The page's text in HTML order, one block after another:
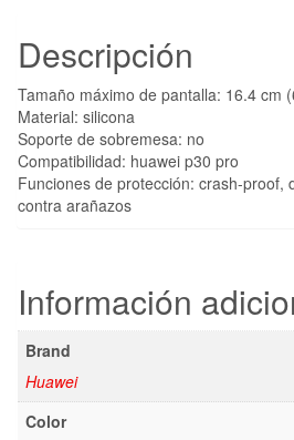
Descripción
Tamaño máximo de pantalla: 16.4 cm
Material: silicona
Soporte de sobremesa: no
Compatibilidad: huawei p30 pro
Funciones de protección: crash-proof,
contra arañazos
Información
Brand
Huawei
Color